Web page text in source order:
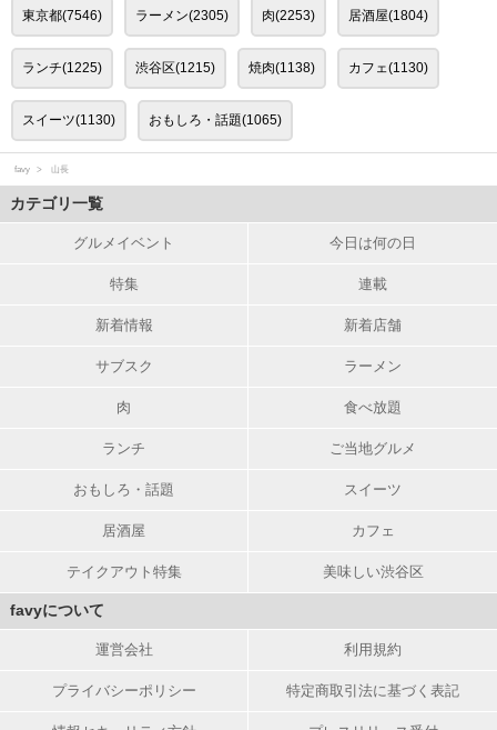
東京都(7546) ラーメン(2305) 肉(2253) 居酒屋(1804)
ランチ(1225) 渋谷区(1215) 焼肉(1138) カフェ(1130)
スイーツ(1130) おもしろ・話題(1065)
favy 山長
カテゴリ一覧
グルメイベント 今日は何の日
特集 連載
新着情報 新着店舗
サブスク ラーメン
肉 食べ放題
ランチ ご当地グルメ
おもしろ・話題 スイーツ
居酒屋 カフェ
テイクアウト特集 美味しい渋谷区
favyについて
運営会社 利用規約
プライバシーポリシー 特定商取引法に基づく表記